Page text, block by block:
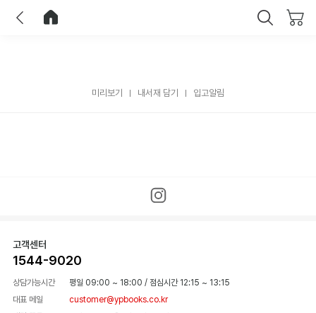
미리보기 내서재 담기 입고알림
고객센터
1544-9020
상담가능시간 평일 09:00 ~ 18:00 / 점심시간 12:15 ~ 13:15
대표 메일
customer@ypbooks.co.kr